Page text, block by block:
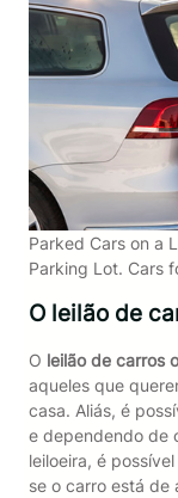
Parked Cars on a
Parking Lot. Cars
O leilão de
O leilão de carros
aqueles que
casa. Aliás, é
e dependendo de
leiloeira, é
se o carro está de